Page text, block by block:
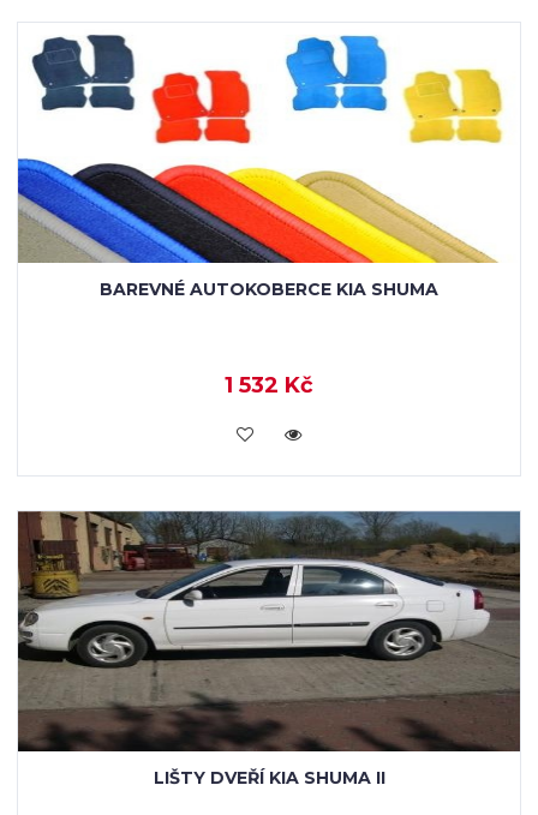
BAREVNÉ AUTOKOBERCE KIA SHUMA
1 532 Kč
KOUPIT
LIŠTY DVEŘÍ KIA SHUMA II